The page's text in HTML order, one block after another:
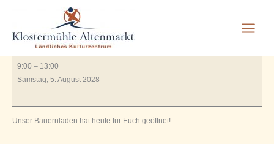
springen
Bauernladen geöffnet
VonRauscher_2606/Juli 12, 2023
9:00 – 13:00
Samstag, 5. August 2028
Unser Bauernladen hat heute für Euch geöffnet!